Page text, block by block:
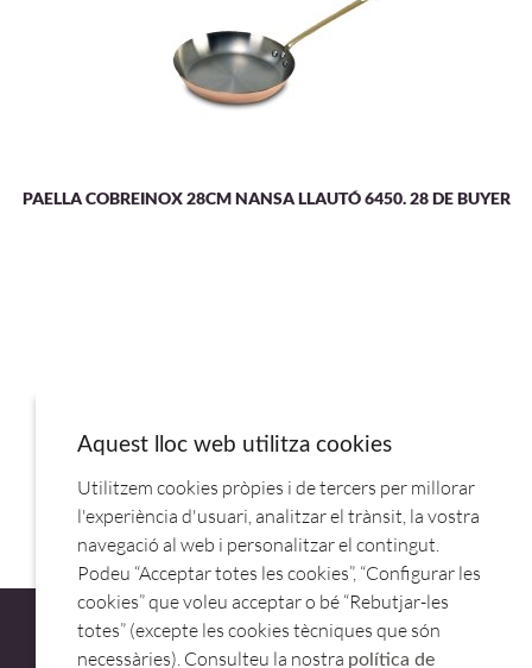
PAELLA COBREINOX 28CM NANSA LLAUTÓ 6450. 28 DE BUYER
COCOTE PORCELANA 26CM C/TAPA GRISNUBE BOMBACE
660139.REVOL
Aquest lloc web utilitza cookies
Utilitzem cookies pròpies i de tercers per millorar
l'experiència d'usuari, analitzar el trànsit, la vostra
navegació al web i personalitzar el contingut.
Podeu “Acceptar totes les cookies”, “Configurar les
cookies” que voleu acceptar o bé “Rebutjar-les
totes” (excepte les cookies tècniques que són
necessàries). Consulteu la nostra política de